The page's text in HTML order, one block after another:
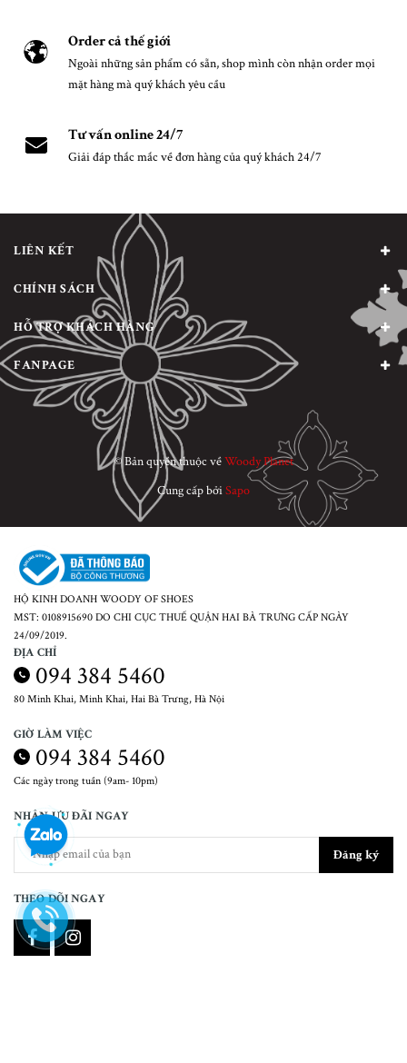
Order cả thế giới
Ngoài những sản phẩm có sẵn, shop mình còn nhận order mọi
mặt hàng mà quý khách yêu cầu
Tư vấn online 24/7
Giải đáp thắc mắc về đơn hàng của quý khách 24/7
LIÊN KẾT
CHÍNH SÁCH
HỖ TRỢ KHÁCH HÀNG
FANPAGE
© Bản quyền thuộc vềWoody Planet
Cung cấp bởiSapo
HỘ KINH DOANH WOODY OF SHOES
MST: 0108915690 DO CHI CỤC THUẾ QUẬN HAI BÀ TRƯNG CẤP NGÀY
24/09/2019.
ĐỊA CHỈ
094 384 5460
80 Minh Khai, Minh Khai, Hai Bà Trưng, Hà Nội
GIỜ LÀM VIỆC
094 384 5460
Các ngày trong tuần (9am- 10pm)
NHẬN ƯU ĐÃI NGAY
Đăng ký
THEO DÕI NGAY